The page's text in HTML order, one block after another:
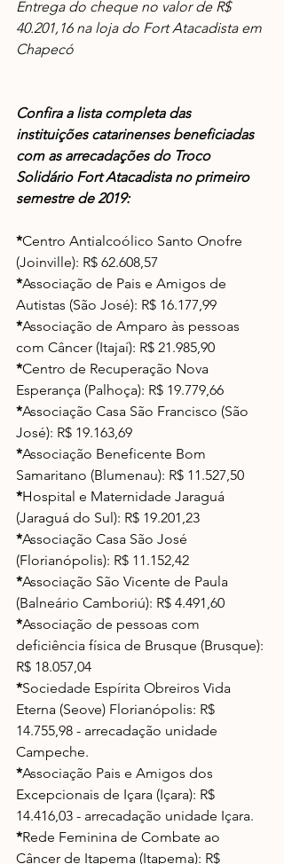
Entrega do cheque no valor de R$
40.201,16 na loja do Fort Atacadista em
Chapecó
Confira a lista completa das
instituições catarinenses beneficiadas
com as arrecadações do Troco
Solidário Fort Atacadista no primeiro
semestre de 2019:
*Centro Antialcoólico Santo Onofre
(Joinville): R$ 62.608,57
*Associação de Pais e Amigos de
Autistas (São José): R$ 16.177,99
*Associação de Amparo às pessoas
com Câncer (Itajaí): R$ 21.985,90
*Centro de Recuperação Nova
Esperança (Palhoça): R$ 19.779,66
*Associação Casa São Francisco (São
José): R$ 19.163,69
*Associação Beneficente Bom
Samaritano (Blumenau): R$ 11.527,50
*Hospital e Maternidade Jaraguá
(Jaraguá do Sul): R$ 19.201,23
*Associação Casa São José
(Florianópolis): R$ 11.152,42
*Associação São Vicente de Paula
(Balneário Camboriú): R$ 4.491,60
*Associação de pessoas com
deficiência física de Brusque (Brusque):
R$ 18.057,04
*Sociedade Espírita Obreiros Vida
Eterna (Seove) Florianópolis: R$
14.755,98 - arrecadação unidade
Campeche.
*Associação Pais e Amigos dos
Excepcionais de Içara (Içara): R$
14.416,03 - arrecadação unidade Içara.
*Rede Feminina de Combate ao
Câncer de Itapema (Itapema): R$